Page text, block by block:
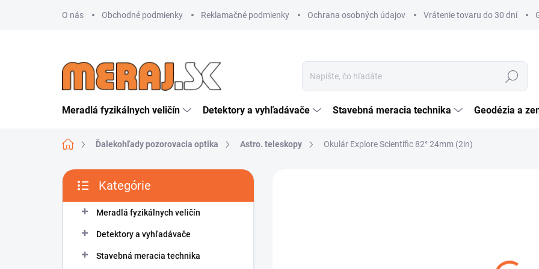
O nás Obchodné podmienky Reklamačné podmienky Ochrana osobných údajov Vrátenie tovaru do 30 dní
Hľadať
Meradlá fyzikálnych veličín Detektory a vyhľadávače Stavebná meracia technika Geodézia a
DomovĎalekohľady pozorovacia optika Astro. teleskopy Okulár Explore Scientific 82° 24mm (2in)
B
č
kategórie
Kategórie
Meradlá fyzikálnych veličín
Detektory a vyhľadávače
Stavebná meracia technika